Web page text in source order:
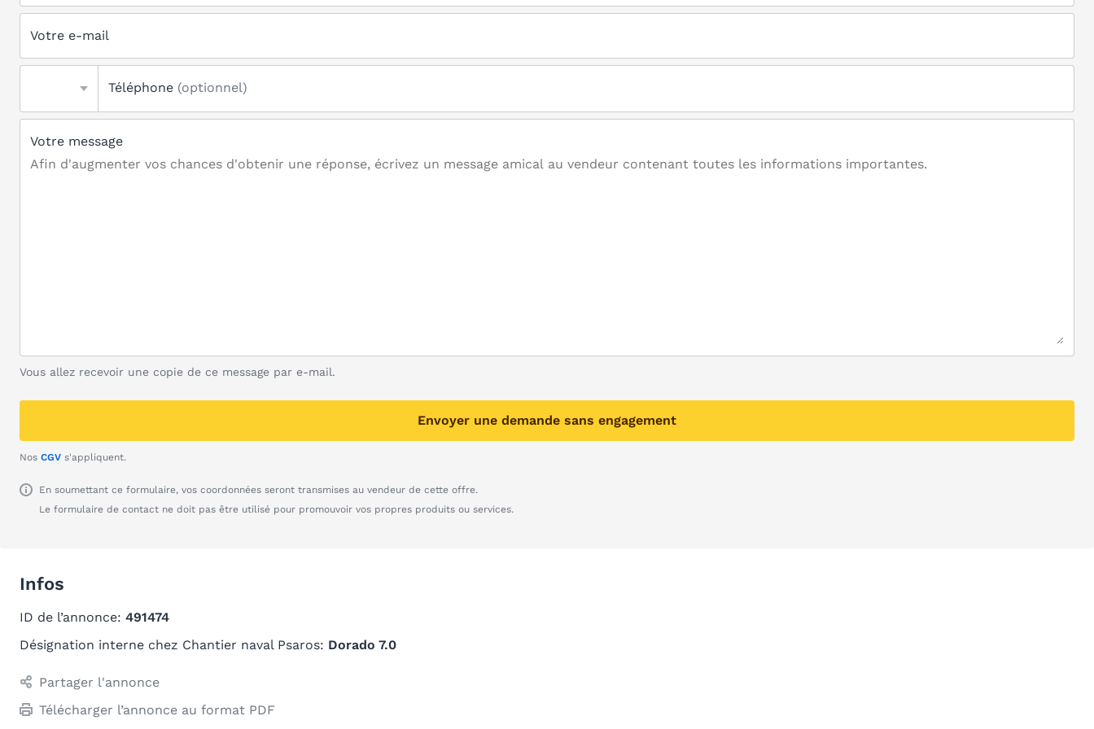
Votre e-mail
Téléphone (optionnel)
Votre message
Vous allez recevoir une copie de ce message par e-mail.
Envoyer une demande sans engagement
Nos CGV s'appliquent.
En soumettant ce formulaire, vos coordonnées seront transmises au vendeur de cette offre.
Le formulaire de contact ne doit pas être utilisé pour promouvoir vos propres produits ou services.
Infos
ID de l’annonce: 491474
Désignation interne chez Chantier naval Psaros: Dorado 7.0
Partager l'annonce
Télécharger l’annonce au format PDF